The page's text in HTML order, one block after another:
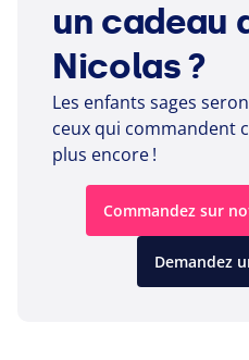
un cadeau
Nicolas ?
Les enfants sages
ceux qui commandent
plus encore !
Commandez sur
Demandez